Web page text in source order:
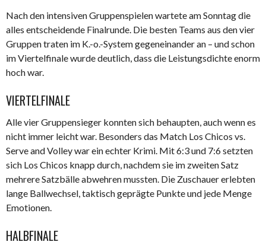
Nach den intensiven Gruppenspielen wartete am Sonntag die
alles entscheidende Finalrunde. Die besten Teams aus den vier
Gruppen traten im K.-o.-System gegeneinander an – und schon
im Viertelfinale wurde deutlich, dass die Leistungsdichte enorm
hoch war.
VIERTELFINALE
Alle vier Gruppensieger konnten sich behaupten, auch wenn es
nicht immer leicht war. Besonders das Match Los Chicos vs.
Serve and Volley war ein echter Krimi. Mit 6:3 und 7:6 setzten
sich Los Chicos knapp durch, nachdem sie im zweiten Satz
mehrere Satzbälle abwehren mussten. Die Zuschauer erlebten
lange Ballwechsel, taktisch geprägte Punkte und jede Menge
Emotionen.
HALBFINALE